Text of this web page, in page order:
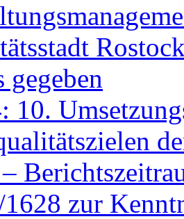
10.
zur